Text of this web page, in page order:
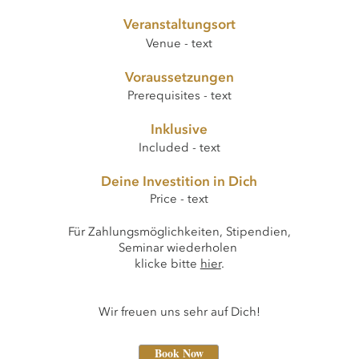
Veranstaltungsort
Venue - text
Voraussetzungen
Prerequisites - text
Inklusive
Included - text
Deine Investition in Dich
Price - text
Für Zahlungsmöglichkeiten, Stipendien,
Seminar wiederholen
klicke bitte hier.​
Wir freuen uns sehr auf Dich!
Book Now